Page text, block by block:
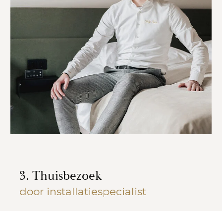
3. Thuisbezoek
door installatiespecialist